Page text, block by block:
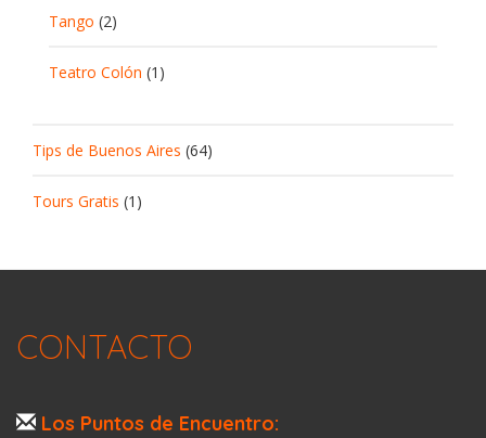
Tango (2)
Teatro Colón (1)
Tips de Buenos Aires (64)
Tours Gratis (1)
CONTACTO
Los Puntos de Encuentro: